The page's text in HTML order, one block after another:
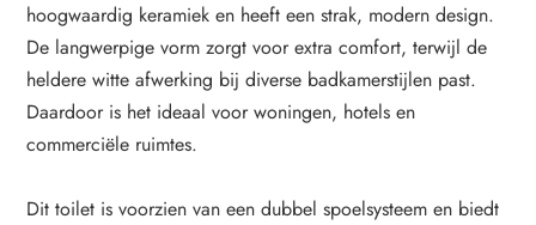
hoogwaardig keramiek en heeft een strak, modern design.
De langwerpige vorm zorgt voor extra comfort, terwijl de
heldere witte afwerking bij diverse badkamerstijlen past.
Daardoor is het ideaal voor woningen, hotels en
commerciële ruimtes.
Dit toilet is voorzien van een dubbel spoelsysteem en biedt